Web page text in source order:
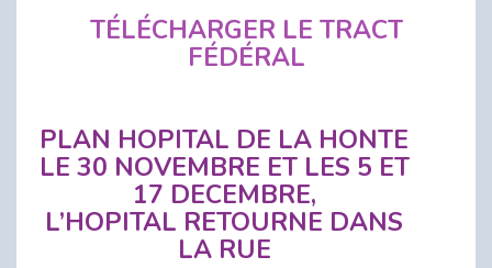
TÉLÉCHARGER LE TRACT
FÉDÉRAL
PLAN HOPITAL DE LA HONTE
LE 30 NOVEMBRE ET LES 5 ET
17 DECEMBRE,
L’HOPITAL RETOURNE DANS
LA RUE